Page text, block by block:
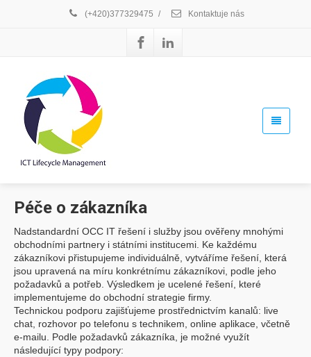
(+420)377329475 / Kontaktuje nás
Péče o zákazníka
Nadstandardní OCC IT řešení i služby jsou ověřeny mnohými
obchodními partnery i státními institucemi. Ke každému
zákazníkovi přistupujeme individuálně, vytváříme řešení, která
jsou upravená na míru konkrétnímu zákazníkovi, podle jeho
požadavků a potřeb. Výsledkem je ucelené řešení, které
implementujeme do obchodní strategie firmy.
Technickou podporu zajišťujeme prostřednictvím kanalů: live
chat, rozhovor po telefonu s technikem, online aplikace, včetně
e-mailu. Podle požadavků zákazníka, je možné využít
následující typy podpory: